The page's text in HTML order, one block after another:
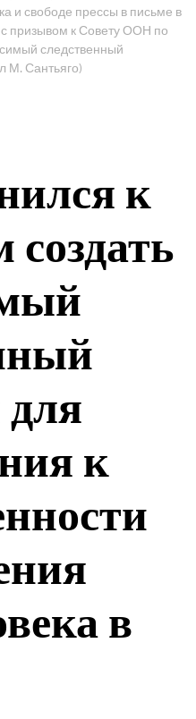
и свободе прессы в письме в
с призывом к Совету ООН по
следственный
М. Сантьяго)
к
к
в